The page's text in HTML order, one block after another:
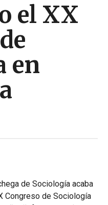
el XX
en
de Sociología acaba
Congreso de Sociología